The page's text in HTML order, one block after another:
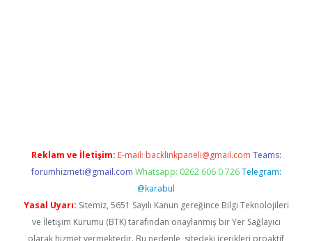
Reklam ve İletişim: E-mail: backlinkpaneli@gmail.com Teams:
forumhizmeti@gmail.com Whatsapp: 0262 606 0 726 Telegram:
@karabul
Yasal Uyarı: Sitemiz, 5651 Sayılı Kanun gereğince Bilgi Teknolojileri
ve İletişim Kurumu (BTK) tarafından onaylanmış bir Yer Sağlayıcı
olarak hizmet vermektedir. Bu nedenle, sitedeki içerikleri proaktif